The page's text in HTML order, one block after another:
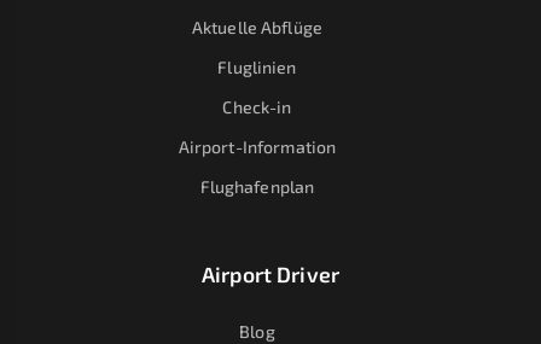
Aktuelle Abflüge
Fluglinien
Check-in
Airport-Information
Flughafenplan
Airport Driver
Blog